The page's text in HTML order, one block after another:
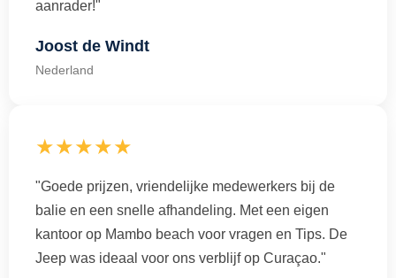
aanrader!"
Joost de Windt
Nederland
★★★★★
"Goede prijzen, vriendelijke medewerkers bij de
balie en een snelle afhandeling. Met een eigen
kantoor op Mambo beach voor vragen en Tips. De
Jeep was ideaal voor ons verblijf op Curaçao."